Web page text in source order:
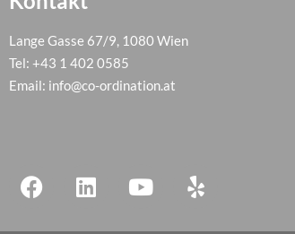
Lange Gasse 67/9, 1080 Wien
Tel: +43 1 402 0585
Email: info@co-ordination.at